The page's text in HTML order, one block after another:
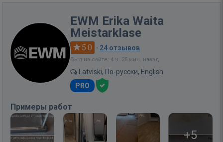
EWM Erika Waita
Meistarklase
5.0 · 24 отзывов
Был на сайте: 4 ч. 25 мин. назад
Latviski, По-русски, English
PRO
Примеры работ
+5